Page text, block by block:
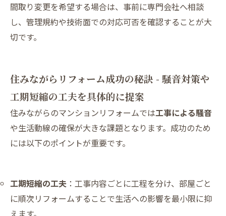
間取り変更を希望する場合は、事前に専門会社へ相談
し、管理規約や技術面での対応可否を確認することが大
切です。
住みながらリフォーム成功の秘訣 - 騒音対策や
工期短縮の工夫を具体的に提案
住みながらのマンションリフォームでは工事による騒音
や生活動線の確保が大きな課題となります。成功のため
には以下のポイントが重要です。
工期短縮の工夫 ：工事内容ごとに工程を分け、部屋ごと
に順次リフォームすることで生活への影響を最小限に抑
えます。